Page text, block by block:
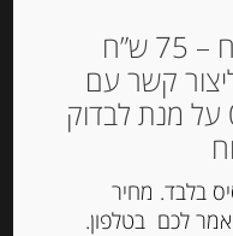
–
קשר עם
החנות ב 03-5757901 על מנת לבדוק
בלבד. מחיר
לכם בטלפון.